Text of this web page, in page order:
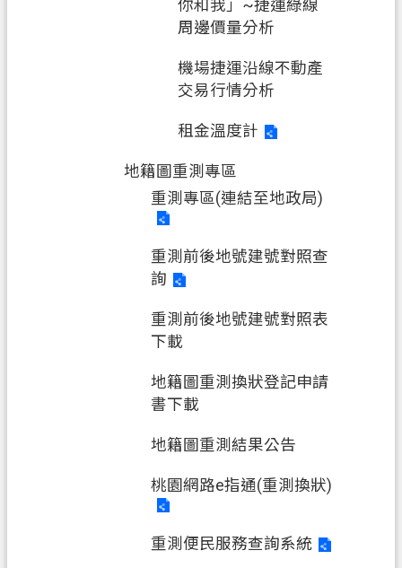
你和我」~捷運綠線
周邊價量分析
機場捷運沿線不動產
交易行情分析
租金溫度計
地籍圖重測專區
重測專區(連結至地政局)
重測前後地號建號對照查
詢
重測前後地號建號對照表
下載
地籍圖重測換狀登記申請
書下載
地籍圖重測結果公告
桃園網路e指通(重測換狀)
重測便民服務查詢系統